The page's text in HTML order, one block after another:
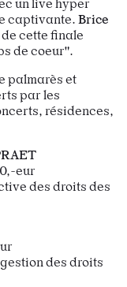
un live hyper
captivante. Brice
cette finale
de coeur".
palmarès et
par les
résidences,
eur
des droits des
des droits